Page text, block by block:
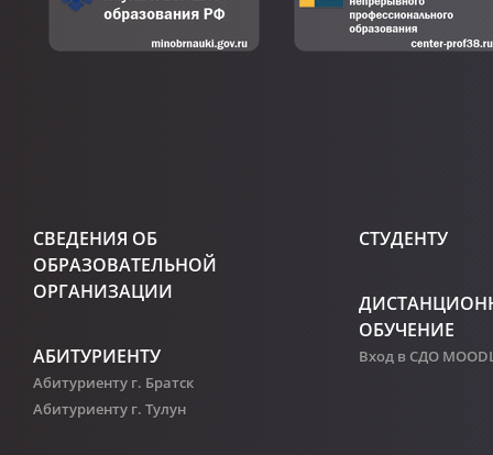
СВЕДЕНИЯ ОБ
ОБРАЗОВАТЕЛЬНОЙ
ОРГАНИЗАЦИИ
АБИТУРИЕНТУ
Абитуриенту г. Братск
Абитуриенту г. Тулун
СТУДЕНТУ
ОБУЧЕНИЕ
Вход в СДО